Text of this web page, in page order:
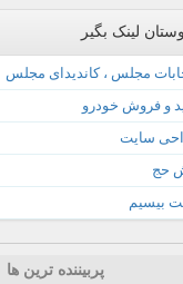
لینک بگیر
مجلس ، کاندیدای مجلس
و فروش خودرو
سایت
حج
بیسیم
پربیننده ترین ها